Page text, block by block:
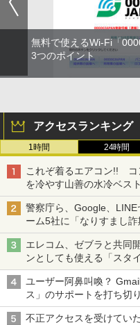
無料で使えるWi-Fi「
3つのポイント
アクセスランキング
1時間 24時間
これぞ着るエアコン!! コ
を冷やす山善の水冷ベス
ち・ざ・ろーど！その14
警察庁ら、Google、
ーム5社に「なりすまし
真や映像を使った投資詐
エレコム、ゼブラと共同
ンとしても使える「スタ
も、持ち替えずに書き込
ユーザー阿鼻叫喚？
ス」のサポートを打ち切
不正アクセスを受けてい